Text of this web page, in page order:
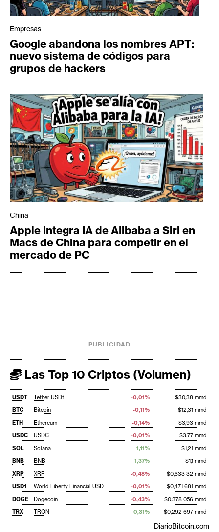
Empresas
Google abandona los nombres APT:
nuevo sistema de códigos para
grupos de hackers
China
Apple integra IA de Alibaba a Siri en
Macs de China para competir en el
mercado de PC
PUBLICIDAD
Las Top 10 Criptos (Volumen)
USDT Tether USDt -0,01%
$30,38 mmd
BTC
Bitcoin -0,11%
$12,31 mmd
ETH
Ethereum -0,14%
$3,93 mmd
USDC
USDC -0,01%
$3,77 mmd
SOL
Solana 1,11%
$1,21 mmd
BNB
BNB 1,37%
$1,1 mmd
XRP
XRP -0,48%
$0,633 32 mmd
USD1
World Liberty Financial USD -0,01%
$0,471 681 mmd
DOGE
Dogecoin -0,43%
$0,378 056 mmd
TRX
TRON 0,31% $0,292 697 mmd
DiarioBitcoin.com